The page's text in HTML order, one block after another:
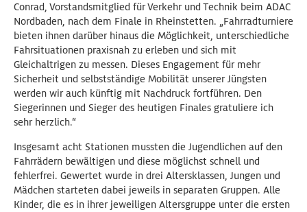
Conrad, Vorstandsmitglied für Verkehr und Technik beim ADAC
Nordbaden, nach dem Finale in Rheinstetten. „Fahrradturniere
bieten ihnen darüber hinaus die Möglichkeit, unterschiedliche
Fahrsituationen praxisnah zu erleben und sich mit
Gleichaltrigen zu messen. Dieses Engagement für mehr
Sicherheit und selbstständige Mobilität unserer Jüngsten
werden wir auch künftig mit Nachdruck fortführen. Den
Siegerinnen und Sieger des heutigen Finales gratuliere ich
sehr herzlich.“
Insgesamt acht Stationen mussten die Jugendlichen auf den
Fahrrädern bewältigen und diese möglichst schnell und
fehlerfrei. Gewertet wurde in drei Altersklassen, Jungen und
Mädchen starteten dabei jeweils in separaten Gruppen. Alle
Kinder, die es in ihrer jeweiligen Altersgruppe unter die ersten